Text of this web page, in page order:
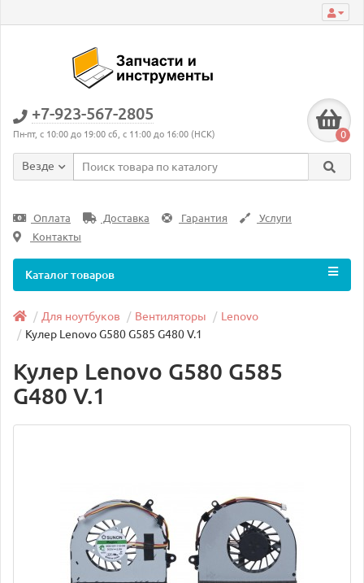
+7-923-567-2805
Пн-пт, с 10:00 до 19:00 сб, с 11:00 до 16:00 (НСК) 0
Везде
Оплата Доставка Гарантия
Услуги
Контакты
Каталог товаров
Для ноутбуков Вентиляторы
Lenovo
Кулер Lenovo G580 G585 G480 V.1
Кулер Lenovo G580 G585
G480 V.1